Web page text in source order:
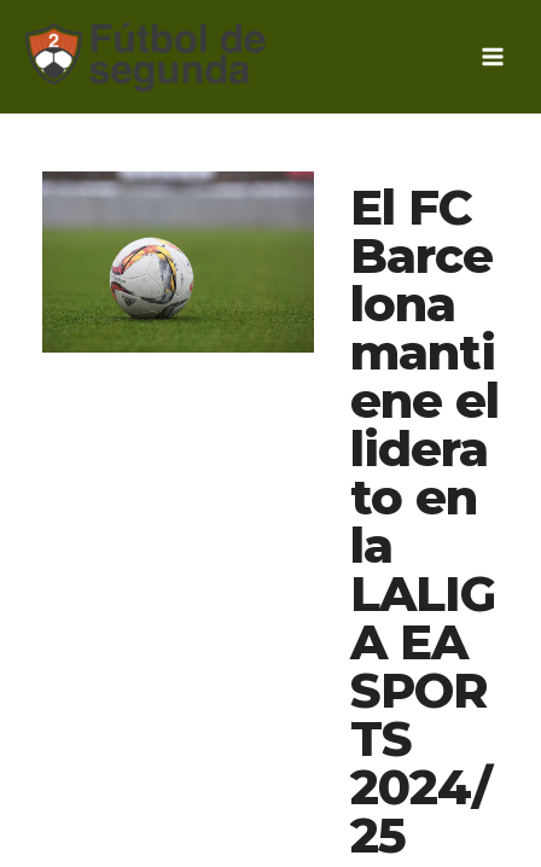
contenido
El FC
Barce
lona
manti
ene el
lidera
to en
la
LALIG
A EA
SPOR
TS
2024/
25